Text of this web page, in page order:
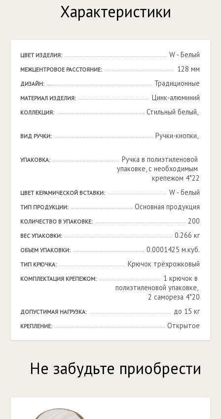
Характеристики
ЦВЕТ ИЗДЕЛИЯ: W - Белый
МЕЖЦЕНТРОВОЕ РАССТОЯНИЕ: 128 мм
ДИЗАЙН: Традиционные
МАТЕРИАЛ ИЗДЕЛИЯ: Цинк-алюминий
КОЛЛЕКЦИЯ: Стильный белый,
ВИД РУЧКИ: Ручки-кнопки,
УПАКОВКА:
Ручка в полиэтиленовой
упаковке, с необходимым
крепежом 4*22
ЦВЕТ КЕРАМИЧЕСКОЙ ВСТАВКИ: W - белый
ТИП ПРОДУКЦИИ: Основная продукция
КОЛИЧЕСТВО В УПАКОВКЕ: 200
ВЕС УПАКОВКИ: 0.266 кг
ОБЪЕМ УПАКОВКИ: 0.0001425 м.куб.
ТИП КРЮЧКА: Крючок трёхрожковый
КОМПЛЕКТАЦИЯ КРЕПЕЖОМ:
1 крючок в
полиэтиленовой упаковке,
2 самореза 4*20
ДОПУСТИМАЯ НАГРУЗКА: до 15 кг
КРЕПЛЕНИЕ: Открытое
Не забудьте приобрести